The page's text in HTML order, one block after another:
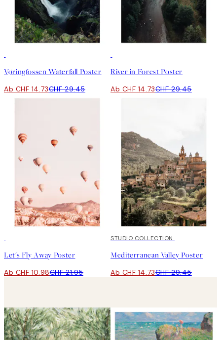
Vøringfossen Waterfall Poster
Ab CHF 14.73CHF 29.45
River in Forest Poster
Ab CHF 14.73CHF 29.45
Let's Fly Away Poster
Ab CHF 10.98CHF 21.95
50%*
STUDIO COLLECTION
Mediterranean Valley Poster
Ab CHF 14.73CHF 29.45